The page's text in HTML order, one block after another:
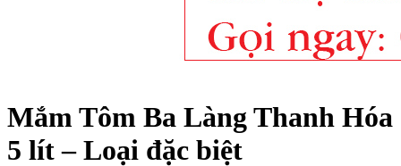
Mắm Tôm Ba Làng Thanh Hóa
5 lít – Loại đặc biệt